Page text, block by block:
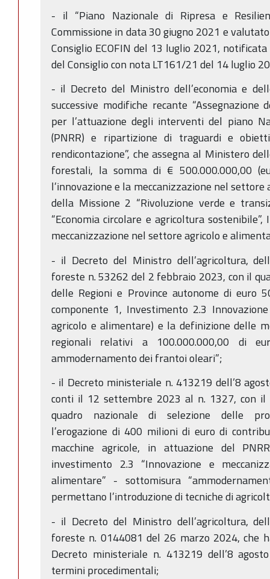
- il “Piano Nazionale di Ripresa e
Commissione in data 30 giugno 2021 e
Consiglio ECOFIN del 13 luglio 2021,
del Consiglio con nota LT161/21 del 14 luglio
- il Decreto del Ministro dell’economia e
successive modifiche recante
per l’attuazione degli interventi del piano
(PNRR) e ripartizione di traguardi e
rendicontazione”, che assegna al Ministero
forestali, la somma di € 500.000.000,00
l’innovazione e la meccanizzazione nel
della Missione 2 “Rivoluzione verde e
“Economia circolare e agricoltura
meccanizzazione nel settore agricolo e
- il Decreto del Ministro dell’agricoltura,
foreste n. 53262 del 2 febbraio 2023, con il
delle Regioni e Province autonome di euro
componente 1, Investimento 2.3
agricolo e alimentare) e la definizione delle
regionali relativi a 100.000.000,00 di
ammodernamento dei frantoi oleari”;
- il Decreto ministeriale n. 413219 dell’8
conti il 12 settembre 2023 al n. 1327, con
quadro nazionale di selezione delle
l’erogazione di 400 milioni di euro di
macchine agricole, in attuazione del
investimento 2.3 “Innovazione e
alimentare” - sottomisura
permettano l’introduzione di tecniche di
- il Decreto del Ministro dell’agricoltura,
foreste n. 0144081 del 26 marzo 2024, che
Decreto ministeriale n. 413219 dell’8
termini procedimentali;